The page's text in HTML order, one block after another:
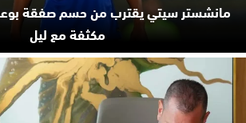
مانشستر سيتي يقترب من حسم صفقة
مكثفة مع ليل